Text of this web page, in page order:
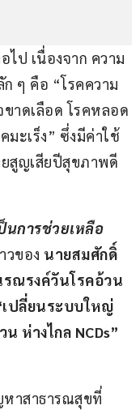
ไป เนื่องจาก ความ
ๆ คือ “โรคความ
าดเลือด โรคหลอด
มะเร็ง” ซึ่งมีค่าใช้
สูญเสียปีสุขภาพดี
นการช่วยเหลือ
วของ นายสมศักดิ์
ณรงค์วันโรคอ้วน
เปลี่ยนระบบใหญ่
น ห่างไกล NCDs”
าสาธารณสุขที่